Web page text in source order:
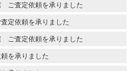
査定依頼を承りました
定依頼を承りました
査定依頼を承りました
を承りました